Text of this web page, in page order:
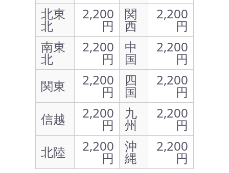
北東
北
2,200
円
関
西
2,200
円
南東
北
2,200
円
中
国
2,200
円
関東
2,200
円
四
国
2,200
円
信越
2,200
円
九
州
2,200
円
北陸
2,200
円
沖
縄
2,200
円